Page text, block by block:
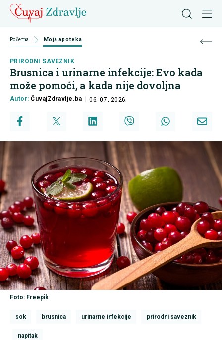
Početna Moja apoteka
PRIRODNI SAVEZNIK
Brusnica i urinarne infekcije: Evo kada
može pomoći, a kada nije dovoljna
Autor:ČuvajZdravlje.ba 06. 07. 2026.
Foto: Freepik
sok brusnica urinarne infekcije prirodni saveznik
napitak